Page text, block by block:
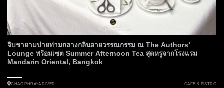
จิบชายามบ่ายท่ามกลางกลิ่นอายวรรณกรรม ณ The Authors’
Lounge พร้อมเซต Summer Afternoon Tea สุดหรูจากโรงแรม
Mandarin Oriental, Bangkok
CHAO PHRAYA RIVER CAFÉ & BISTRO